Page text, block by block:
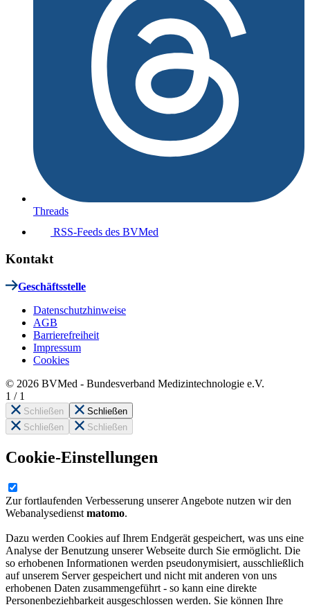
Threads
RSS-Feeds des BVMed
Kontakt
Geschäftsstelle
Datenschutzhinweise
AGB
Barrierefreiheit
Impressum
Cookies
© 2026 BVMed - Bundesverband Medizintechnologie e.V.
1 / 1
Schließen
Schließen
Schließen
Schließen
Cookie-Einstellungen
Zur fortlaufenden Verbesserung unserer Angebote nutzen wir den
Webanalysedienst matomo.
Dazu werden Cookies auf Ihrem Endgerät gespeichert, was uns eine
Analyse der Benutzung unserer Webseite durch Sie ermöglicht. Die
so erhobenen Informationen werden pseudonymisiert, ausschließlich
auf unserem Server gespeichert und nicht mit anderen von uns
erhobenen Daten zusammengeführt - so kann eine direkte
Personenbeziehbarkeit ausgeschlossen werden. Sie können Ihre